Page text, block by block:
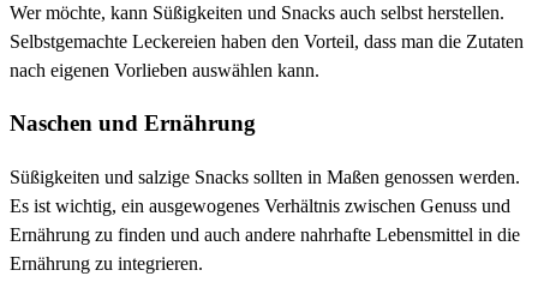
Wer möchte, kann Süßigkeiten und Snacks auch selbst herstellen.
Selbstgemachte Leckereien haben den Vorteil, dass man die Zutaten
nach eigenen Vorlieben auswählen kann.
Naschen und Ernährung
Süßigkeiten und salzige Snacks sollten in Maßen genossen werden.
Es ist wichtig, ein ausgewogenes Verhältnis zwischen Genuss und
Ernährung zu finden und auch andere nahrhafte Lebensmittel in die
Ernährung zu integrieren.